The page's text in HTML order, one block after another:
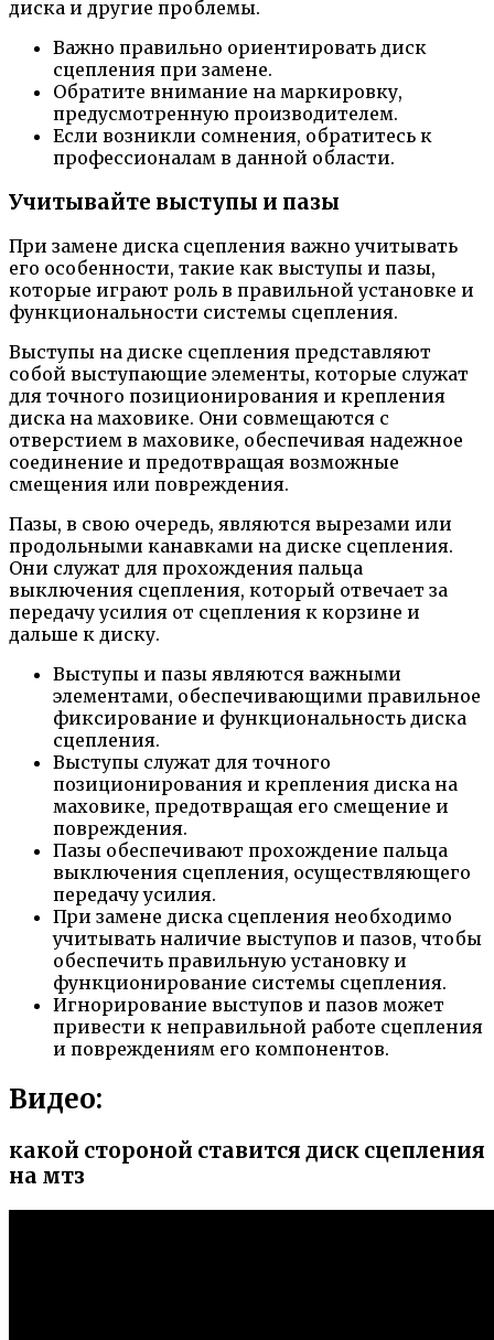
диска и другие проблемы.
Важно правильно ориентировать диск
сцепления при замене.
Обратите внимание на маркировку,
предусмотренную производителем.
Если возникли сомнения, обратитесь к
профессионалам в данной области.
Учитывайте выступы и пазы
При замене диска сцепления важно учитывать
его особенности, такие как выступы и пазы,
которые играют роль в правильной установке и
функциональности системы сцепления.
Выступы на диске сцепления представляют
собой выступающие элементы, которые служат
для точного позиционирования и крепления
диска на маховике. Они совмещаются с
отверстием в маховике, обеспечивая надежное
соединение и предотвращая возможные
смещения или повреждения.
Пазы, в свою очередь, являются вырезами или
продольными канавками на диске сцепления.
Они служат для прохождения пальца
выключения сцепления, который отвечает за
передачу усилия от сцепления к корзине и
дальше к диску.
Выступы и пазы являются важными
элементами, обеспечивающими правильное
фиксирование и функциональность диска
сцепления.
Выступы служат для точного
позиционирования и крепления диска на
маховике, предотвращая его смещение и
повреждения.
Пазы обеспечивают прохождение пальца
выключения сцепления, осуществляющего
передачу усилия.
При замене диска сцепления необходимо
учитывать наличие выступов и пазов, чтобы
обеспечить правильную установку и
функционирование системы сцепления.
Игнорирование выступов и пазов может
привести к неправильной работе сцепления
и повреждениям его компонентов.
Видео:
какой стороной ставится диск сцепления
на мтз